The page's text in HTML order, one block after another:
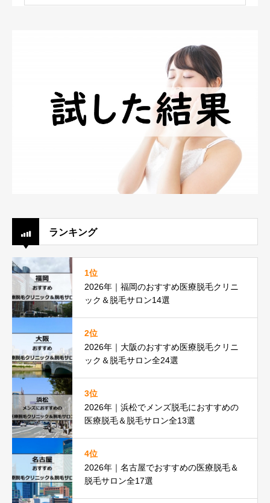
ランキング
1位
2026年｜福岡のおすすめ医療脱毛クリニ
ック＆脱毛サロン14選
2位
2026年｜大阪のおすすめ医療脱毛クリニ
ック＆脱毛サロン全24選
3位
2026年｜浜松でメンズ脱毛におすすめの
医療脱毛＆脱毛サロン全13選
4位
2026年｜名古屋でおすすめの医療脱毛＆
脱毛サロン全17選